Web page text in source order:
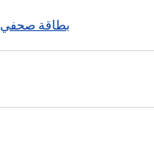
بطاقة صحفي